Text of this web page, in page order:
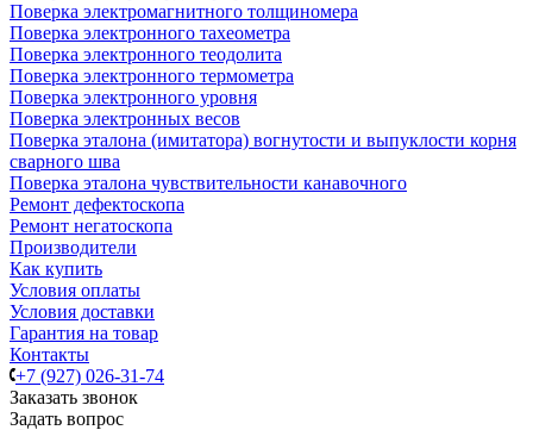
Поверка электромагнитного толщиномера
Поверка электронного тахеометра
Поверка электронного теодолита
Поверка электронного термометра
Поверка электронного уровня
Поверка электронных весов
Поверка эталона (имитатора) вогнутости и выпуклости корня
сварного шва
Поверка эталона чувствительности канавочного
Ремонт дефектоскопа
Ремонт негатоскопа
Производители
Как купить
Условия оплаты
Условия доставки
Гарантия на товар
Контакты
+7 (927) 026-31-74
Заказать звонок
Задать вопрос